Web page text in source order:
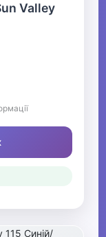
Valley